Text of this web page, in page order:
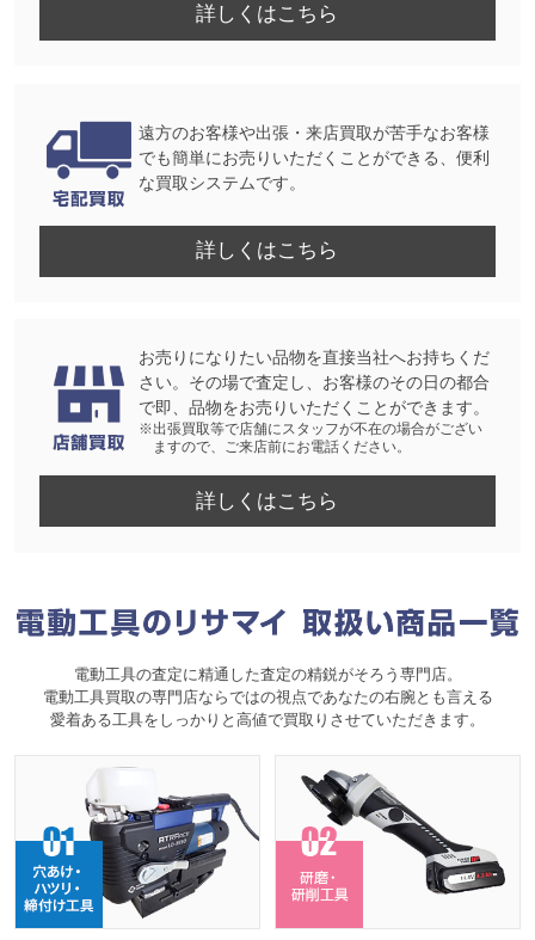
詳しくはこちら
遠方のお客様や出張・来店買取が苦手なお客様
でも簡単にお売りいただくことができる、便利
な買取システムです。
詳しくはこちら
お売りになりたい品物を直接当社へお持ちくだ
さい。その場で査定し、お客様のその日の都合
で即、品物をお売りいただくことができます。
※出張買取等で店舗にスタッフが不在の場合がござい
ますので、ご来店前にお電話ください。
詳しくはこちら
電動工具の査定に精通した査定の精鋭がそろう専門店。
電動工具買取の専門店ならではの視点であなたの右腕とも言える
愛着ある工具をしっかりと高値で買取りさせていただきます。